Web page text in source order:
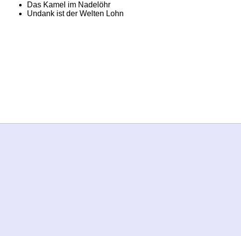
Das Kamel im Nadelöhr
Undank ist der Welten Lohn